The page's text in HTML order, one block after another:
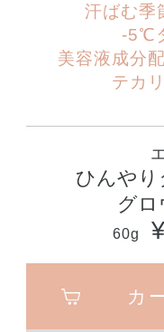
汗ばむ季
-5℃
美容液成分配
テカ
ひんやり
グロ
60g
カ